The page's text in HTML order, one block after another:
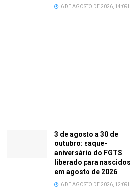
6 DE AGOSTO DE 2026, 14:09H
3 de agosto a 30 de
outubro: saque-
aniversário do FGTS
liberado para nascidos
em agosto de 2026
6 DE AGOSTO DE 2026, 12:09H